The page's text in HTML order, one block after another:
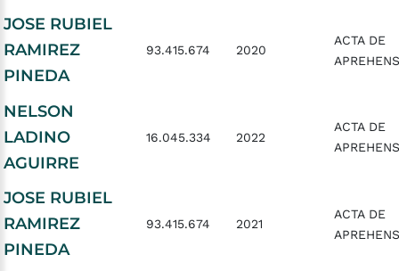
JOSE RUBIEL
RAMIREZ
PINEDA
93.415.674 2020
ACTA DE
NELSON
LADINO
AGUIRRE
16.045.334 2022
ACTA DE
JOSE RUBIEL
RAMIREZ
PINEDA
93.415.674 2021
ACTA DE